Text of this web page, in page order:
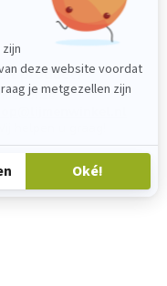
product?
onze